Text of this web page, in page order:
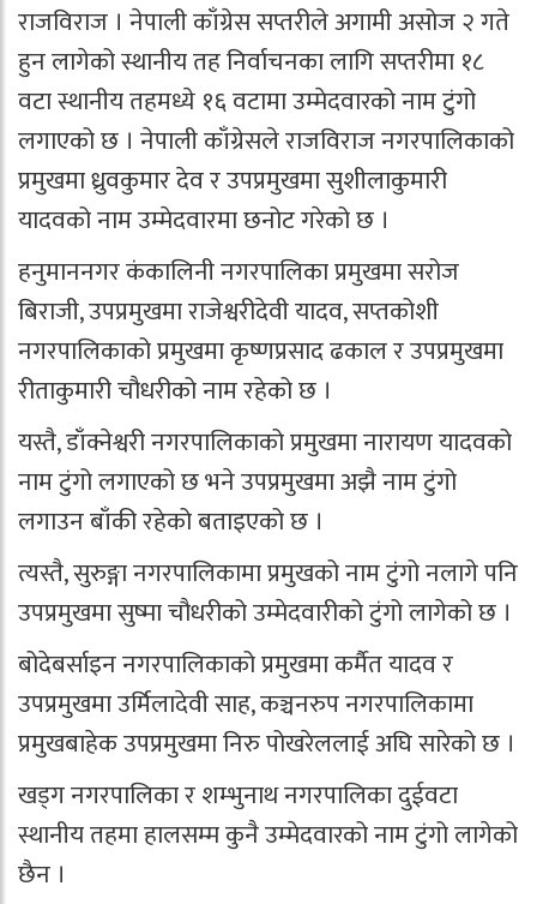
राजविराज । नेपाली काँग्रेस सप्तरीले अगामी असोज २ गते
हुन लागेको स्थानीय तह निर्वाचनका लागि सप्तरीमा १८
वटा स्थानीय तहमध्ये १६ वटामा उम्मेदवारको नाम टुंगो
लगाएको छ । नेपाली काँग्रेसले राजविराज नगरपालिकाको
प्रमुखमा ध्रुवकुमार देव र उपप्रमुखमा सुशीलाकुमारी
यादवको नाम उम्मेदवारमा छनोट गरेको छ ।
हनुमाननगर कंकालिनी नगरपालिका प्रमुखमा सरोज
बिराजी, उपप्रमुखमा राजेश्वरीदेवी यादव, सप्तकोशी
नगरपालिकाको प्रमुखमा कृष्णप्रसाद ढकाल र उपप्रमुखमा
रीताकुमारी चौधरीको नाम रहेको छ ।
यस्तै, डाँक्नेश्वरी नगरपालिकाको प्रमुखमा नारायण यादवको
नाम टुंगो लगाएको छ भने उपप्रमुखमा अझै नाम टुंगो
लगाउन बाँकी रहेको बताइएको छ ।
त्यस्तै, सुरुङ्गा नगरपालिकामा प्रमुखको नाम टुंगो नलागे पनि
उपप्रमुखमा सुष्मा चौधरीको उम्मेदवारीको टुंगो लागेको छ ।
बोदेबर्साइन नगरपालिकाको प्रमुखमा कर्मैत यादव र
उपप्रमुखमा उर्मिलादेवी साह, कञ्चनरुप नगरपालिकामा
प्रमुखबाहेक उपप्रमुखमा निरु पोखरेललाई अघि सारेको छ ।
खड्ग नगरपालिका र शम्भुनाथ नगरपालिका दुईवटा
स्थानीय तहमा हालसम्म कुनै उम्मेदवारको नाम टुंगो लागेको
छैन ।